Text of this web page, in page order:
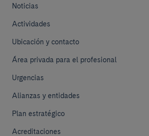
Noticias
Actividades
Ubicación y contacto
Área privada para el profesional
Urgencias
Alianzas y entidades
Plan estratégico
Acreditaciones